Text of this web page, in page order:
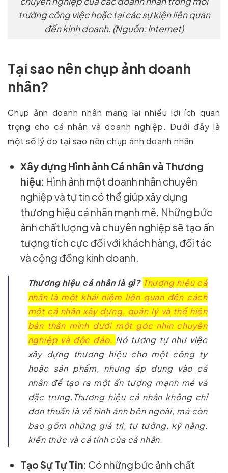
trường công việc hoặc tại các sự kiện liên quan
đến kinh doanh. (Nguồn: Internet)
Tại sao nên chụp ảnh doanh
nhân?
Chụp ảnh doanh nhân mang lại nhiều lợi ích quan
trọng cho cá nhân và doanh nghiệp. Dưới đây là
một số lý do tại sao nên chụp ảnh doanh nhân:
Xây dựng Hình ảnh Cá nhân và Thương
hiệu: Hình ảnh một doanh nhân chuyên
nghiệp và tự tin có thể giúp xây dựng
thương hiệu cá nhân mạnh mẽ. Những bức
ảnh chất lượng và chuyên nghiệp sẽ tạo ấn
tượng tích cực đối với khách hàng, đối tác
và cộng đồng kinh doanh.
Thương hiệu cá nhân là gì? Thương hiệu cá
nhân là một khái niệm liên quan đến cách
một cá nhân xây dựng, quản lý và thể hiện
bản thân mình dưới một góc nhìn chuyên
nghiệp và độc đáo. Nó tương tự như việc
xây dựng thương hiệu cho một công ty
hoặc sản phẩm, nhưng áp dụng vào cá
nhân để tạo ra một ấn tượng mạnh mẽ và
đặc trưng.Thương hiệu cá nhân không chỉ
đơn thuần là về hình ảnh bên ngoài, mà còn
bao gồm những giá trị, tư tưởng, kỹ năng,
kiến thức và cá tính của cá nhân.
Tạo Sự Tự Tin: Có những bức ảnh chất